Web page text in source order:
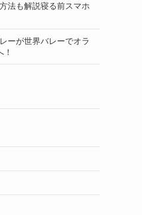
法も解説寝る前スマホ
ーが世界バレーでオラ